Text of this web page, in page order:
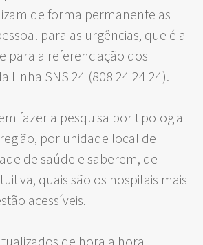
de forma permanente as
para as urgências, que é a
para a referenciação dos
Linha SNS 24 (808 24 24 24).
fazer a pesquisa por tipologia
por unidade local de
de saúde e saberem, de
quais são os hospitais mais
acessíveis.
de hora a hora,